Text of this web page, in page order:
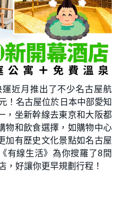
近月推出了不少名古屋航
！名古屋位於日本中部愛知
，坐新幹線去東京和大阪都
物和飲食選擇，如購物中心
加有歷史文化景點如名古屋
有線生活》為你搜羅了8間
，好讓你更早規劃行程！